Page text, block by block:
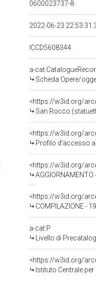
0600023737-8
2022-06-23
ICCD5608344
a-
Scheda Opere/
<https://w3id.org/
San Rocco
<https://w3id.org/
Profilo d'accesso
<https://w3id.org/
<https://w3id.org/
COMPILAZIONE -
a-cat:P
Livello di
<https://w3id.org/
Istituto Centrale